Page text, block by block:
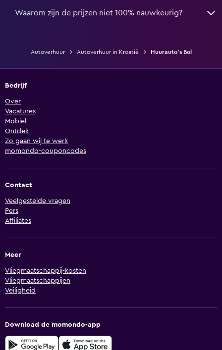
Waarom zijn de prijzen niet 100% nauwkeurig?
Autoverhuur Autoverhuur in Kroatië Huurauto's Bol
Bedrijf
Over
Vacatures
Mobiel
Ontdek
Zo gaan wij te werk
momondo-couponcodes
Contact
Veelgestelde vragen
Pers
Affiliates
Meer
Vliegmaatschappij-kosten
Vliegmaatschappijen
Veiligheid
Download de momondo-app